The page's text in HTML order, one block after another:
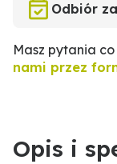
Odbiór
Masz pytania
nami przez
Opis i